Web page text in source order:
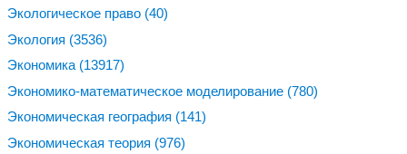
Экологическое право (40)
Экология (3536)
Экономика (13917)
Экономико-математическое моделирование (780)
Экономическая география (141)
Экономическая теория (976)